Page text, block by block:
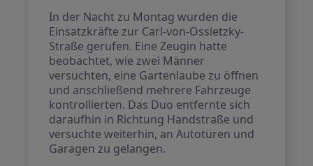
In der Nacht zu Montag wurden die
Einsatzkräfte zur Carl-von-Ossietzky-
Straße gerufen. Eine Zeugin hatte
beobachtet, wie zwei Männer
versuchten, eine Gartenlaube zu öffnen
und anschließend mehrere Fahrzeuge
kontrollierten. Das Duo entfernte sich
daraufhin in Richtung Handstraße und
versuchte weiterhin, an Autotüren und
Garagen zu gelangen.